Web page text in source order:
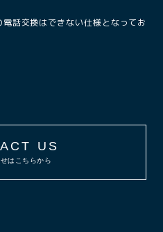
話交換はできない仕様となってお
US
はこちらから